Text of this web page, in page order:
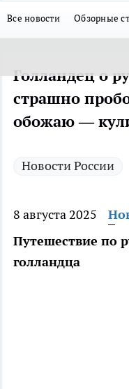
Все новости Обзорные
Голландец о
страшно
обожаю —
Новости России
8 августа 2025
Путешествие по
голландца